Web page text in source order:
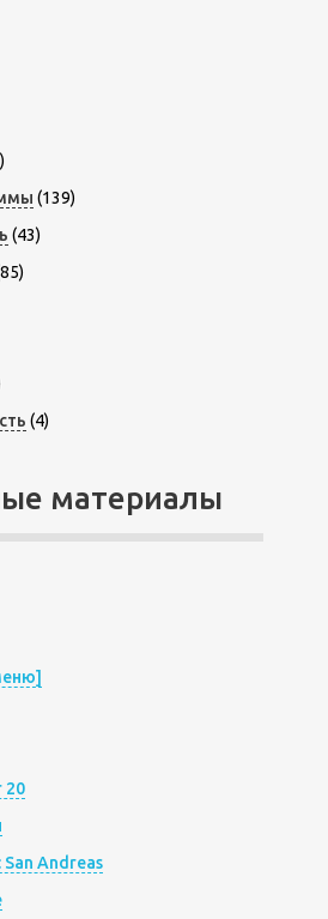
(139)
(43)
(4)
материалы
20
Andreas